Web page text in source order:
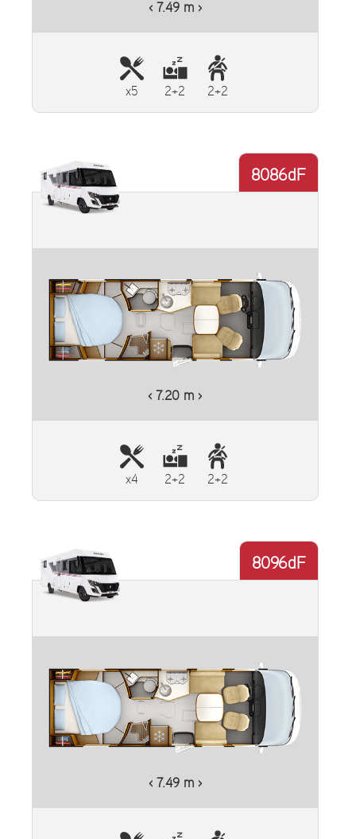
‹ 7.49 m ›
x5 2+2 2+2
8086dF
‹ 7.20 m ›
x4 2+2 2+2
8096dF
‹ 7.49 m ›